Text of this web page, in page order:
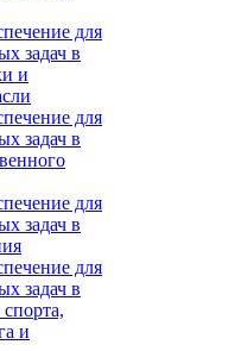
для
задач в
и
для
задач в
для
задач в
для
задач в
и